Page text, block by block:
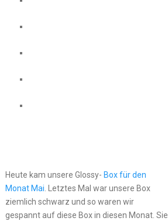
Heute kam unsere Glossy- Box für den
Monat Mai. Letztes Mal war unsere Box
ziemlich schwarz und so waren wir
gespannt auf diese Box in diesen Monat. Sie